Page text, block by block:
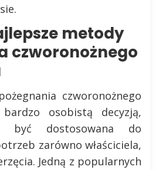
metody
czworonożnego
czworonożnego
osobistą decyzją,
być dostosowana do
zarówno właściciela,
Jedną z popularnych